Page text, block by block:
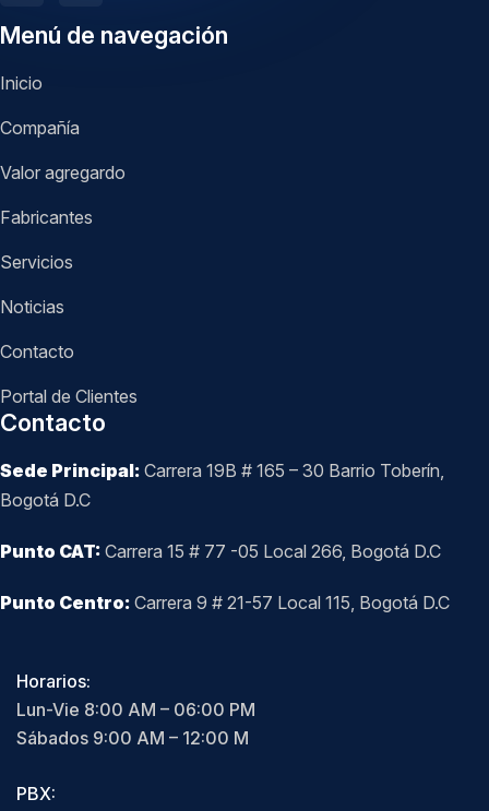
Menú de navegación
Inicio
Compañía
Valor agregardo
Fabricantes
Servicios
Noticias
Contacto
Portal de Clientes
Contacto
Sede Principal: Carrera 19B # 165 – 30 Barrio Toberín,
Bogotá D.C
Punto CAT: Carrera 15 # 77 -05 Local 266, Bogotá D.C
Punto Centro: Carrera 9 # 21-57 Local 115, Bogotá D.C
Horarios:
Lun-Vie 8:00 AM – 06:00 PM
Sábados 9:00 AM – 12:00 M
PBX: